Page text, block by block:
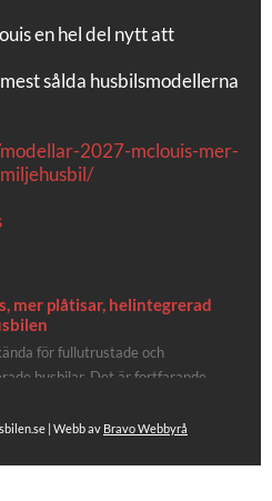
en hel del nytt att
sålda husbilsmodellerna
2027-mclouis-mer-
mer plåtisar, helintegrerad
för fullutrustade och
husbilar. Det är fortfarande
hela 3 nya utrustningsnivåer.
| Webb av Bravo Webbyrå